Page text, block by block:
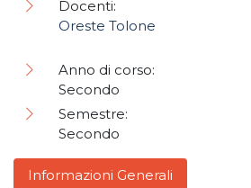
Informazioni Generali
Docenti:
Oreste Tolone
Anno di corso:
Secondo
Semestre:
Secondo